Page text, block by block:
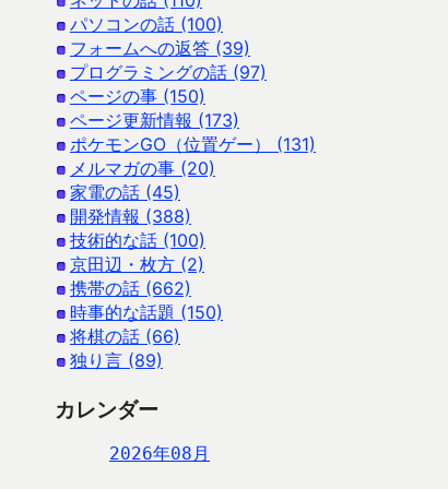
パソコンの話 (100)
フォームへの返答 (39)
プログラミングの話 (97)
ページの事 (150)
ページ更新情報 (173)
ポケモンGO（位置ゲー） (131)
メルマガの事 (20)
家電の話 (45)
開発情報 (388)
技術的な話 (100)
京田辺・枚方 (2)
携帯の話 (662)
時事的な話題 (150)
将棋の話 (66)
独り言 (89)
カレンダー
2026年08月